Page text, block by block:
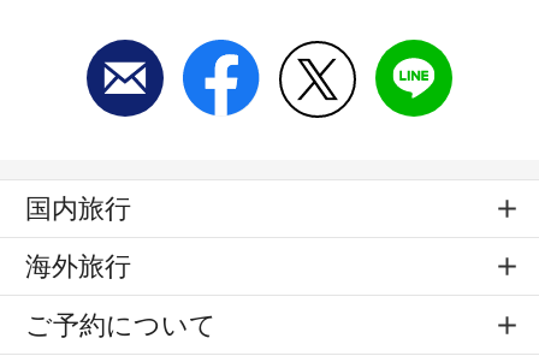
国内旅行
海外旅行
ご予約について